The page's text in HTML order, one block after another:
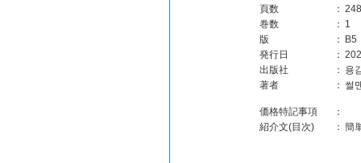
頁数
： 248
巻数
： 1
版
：
B5
発行日
：
出版社
： 용
著者
： 썰
価格特記事項
：
紹介文(目次)
： 簡